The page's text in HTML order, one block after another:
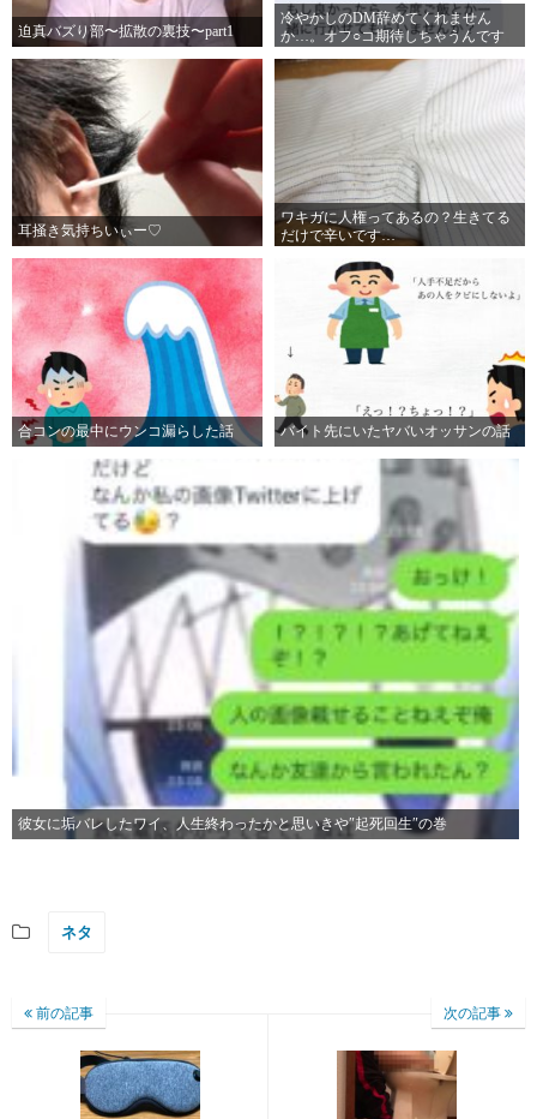
迫真バズり部〜拡散の裏技〜part1
冷やかしのDM辞めてくれません
か…。オフ○コ期待しちゃうんです
耳掻き気持ちいぃー♡
ワキガに人権ってあるの？生きてる
だけで辛いです…
合コンの最中にウンコ漏らした話 バイト先にいたヤバいオッサンの話
彼女に垢バレしたワイ、人生終わったかと思いきや″起死回生″の巻
ネタ
前の記事 次の記事